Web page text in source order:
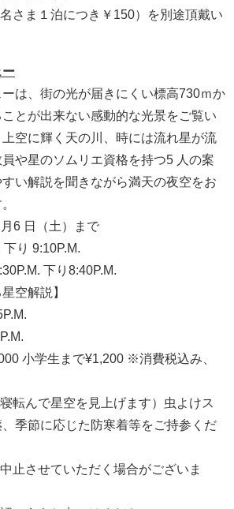
さま１泊につき￥150）を別途頂戴い
ー
は、街の光が届きにくい標高730ｍか
とが出来ない感動的な光景をご覧い
空に輝く天の川、時には流れ星が流
や星のソムリエ資格を持つ5 人の案
い解説を聞きながら満天の夜空をお
6 日（土）まで
り 9:10P.M.
下り8:40P.M.
空解説】
小学生まで¥1,200 ※消費税込み、
転んで星空を見上げます）虫よけス
季節に応じた防寒着等をご持参くだ
止させていただく場合がございま